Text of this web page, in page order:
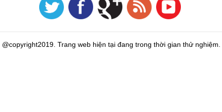
@copyright2019. Trang web hiện tại đang trong thời gian thử nghiệm.